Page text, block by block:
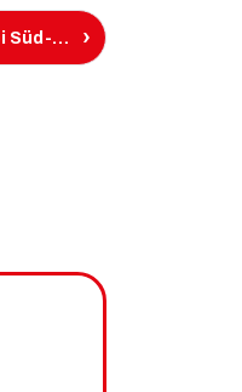
Khongoriin Els – Mongolei Süd-Gobi ›